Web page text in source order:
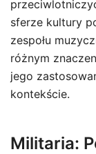
sferze kultury
zespołu
różnym
jego
kontekście.
Militaria: